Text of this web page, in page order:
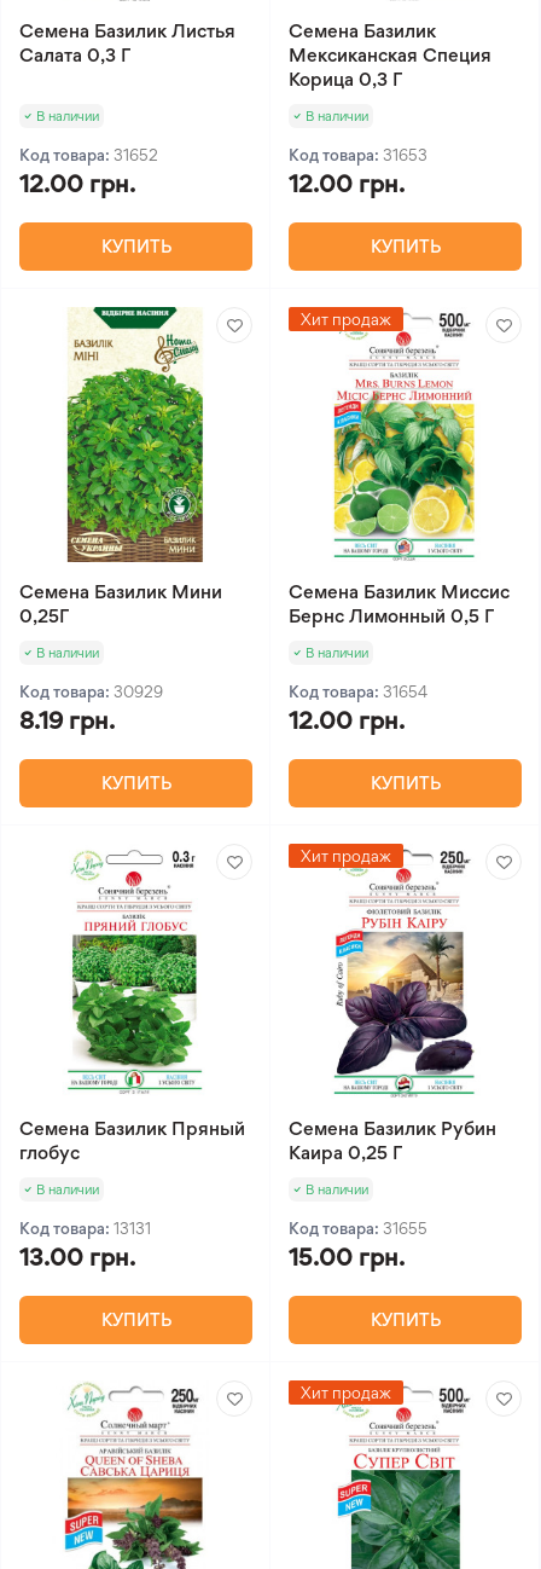
Семена Базилик Листья
Салата 0,3 Г
В наличии
Код товара: 31652
12.00 грн.
КУПИТЬ
Семена Базилик
Мексиканская Специя
Корица 0,3 Г
В наличии
Код товара: 31653
12.00 грн.
КУПИТЬ
Семена Базилик Мини
0,25Г
В наличии
Код товара: 30929
8.19 грн.
КУПИТЬ
Хит продаж
Семена Базилик Миссис
Бернс Лимонный 0,5 Г
В наличии
Код товара: 31654
12.00 грн.
КУПИТЬ
Семена Базилик Пряный
глобус
В наличии
Код товара: 13131
13.00 грн.
КУПИТЬ
Хит продаж
Семена Базилик Рубин
Каира 0,25 Г
В наличии
Код товара: 31655
15.00 грн.
КУПИТЬ
Хит продаж